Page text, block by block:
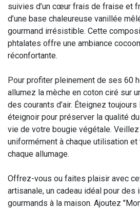
suivies d’un cœur frais de fraise et
d’une base chaleureuse vanillée
gourmand irrésistible. Cette
phtalates offre une ambiance
réconfortante.
Pour profiter pleinement de ses 60
allumez la mèche en coton ciré sur
des courants d’air. Éteignez
éteignoir pour préserver la qualité
vie de votre bougie végétale.
uniformément à chaque utilisation
chaque allumage.
Offrez-vous ou faites plaisir avec
artisanale, un cadeau idéal pour des
gourmands à la maison. Ajoutez